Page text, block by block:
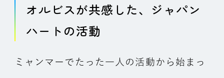
オルビスが共感した、ジャパン
ハートの活動
ミャンマーでたった一人の活動から始まっ